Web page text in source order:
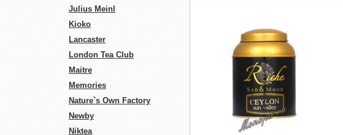
Julius Meinl
Kioko
Lancaster
London Tea Club
Maitre
Memories
Nature`s Own Factory
Newby
Niktea